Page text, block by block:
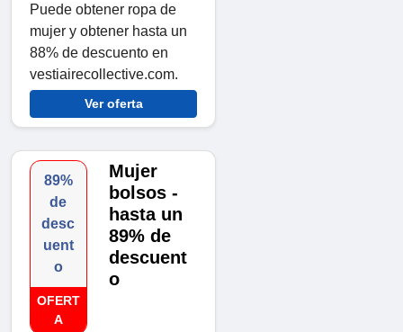
Puede obtener ropa de
mujer y obtener hasta un
88% de descuento en
vestiairecollective.com.
Ver oferta
89%
de
desc
uent
o
OFERT
A
Mujer
bolsos -
hasta un
89% de
descuent
o